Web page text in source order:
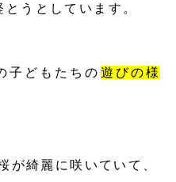
うとしています。
子どもたちの 遊びの様
が綺麗に咲いていて、